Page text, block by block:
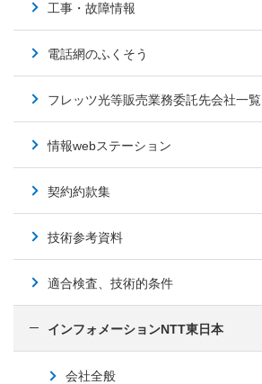
工事・故障情報
電話網のふくそう
フレッツ光等販売業務委託先会社一覧
情報webステーション
契約約款集
技術参考資料
適合検査、技術的条件
インフォメーションNTT東日本
会社全般